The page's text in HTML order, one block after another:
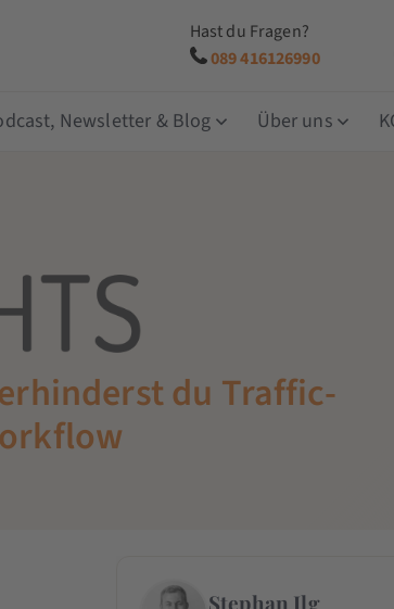
Hast du Fragen?
089 416126990
Newsletter & Blog Über uns
du Traffic-
Stephan Ilg